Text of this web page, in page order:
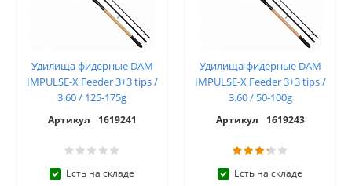
Удилища фидерные DAM
IMPULSE-X Feeder 3+3 tips /
3.60 / 125-175g
Артикул 1619241
Есть на складе
Удилища фидерные DAM
IMPULSE-X Feeder 3+3 tips /
3.60 / 50-100g
Артикул 1619243
Есть на складе